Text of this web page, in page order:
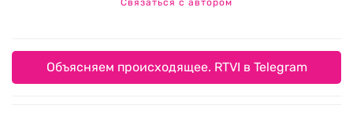
Связаться с автором
Объясняем происходящее. RTVI в Telegram